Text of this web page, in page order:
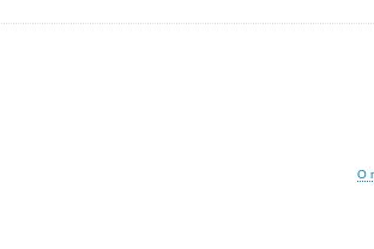
О